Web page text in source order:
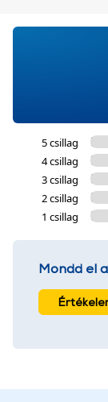
5 csillag
4 csillag
3 csillag
2 csillag
1 csillag
Mondd el